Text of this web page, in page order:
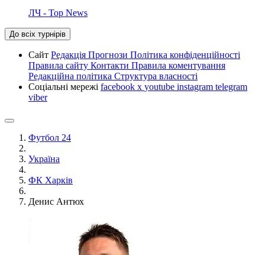
ЛЧ - Top News
До всіх турнірів
Сайт Редакція Прогнози Політика конфіденційності
Правила сайту Контакти Правила коментування
Редакційна політика Структура власності
Соціальні мережі facebook x youtube instagram telegram
viber
Футбол 24
Україна
ФК Харків
Денис Антюх